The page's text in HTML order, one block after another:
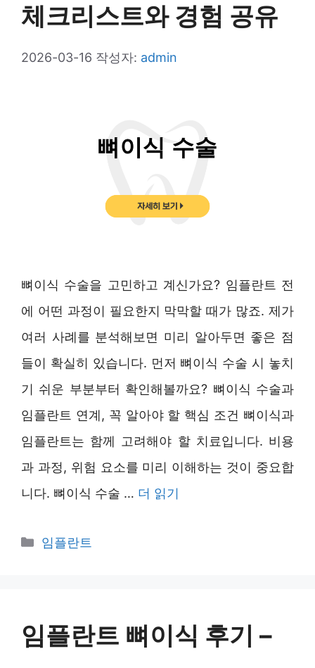
체크리스트와 경험 공유
2026-03-16 작성자: admin
뼈이식 수술을 고민하고 계신가요? 임플란트 전
에 어떤 과정이 필요한지 막막할 때가 많죠. 제가
여러 사례를 분석해보면 미리 알아두면 좋은 점
들이 확실히 있습니다. 먼저 뼈이식 수술 시 놓치
기 쉬운 부분부터 확인해볼까요? 뼈이식 수술과
임플란트 연계, 꼭 알아야 할 핵심 조건 뼈이식과
임플란트는 함께 고려해야 할 치료입니다. 비용
과 과정, 위험 요소를 미리 이해하는 것이 중요합
니다. 뼈이식 수술 … 더 읽기
카
임플란트
임플란트 뼈이식 후기 –